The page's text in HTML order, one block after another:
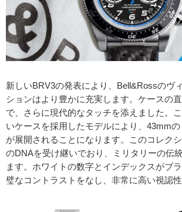
新しいBRV3の発表により、Bell&Rossのヴ
ションはより豊かに充実します。ケースの
で、さらに現代的なタッチを添えました。
いケースを採用したモデルにより、43mm
が展開されることになります。このコレク
のDNAを受け継いでおり、ミリタリーの伝
ます。ホワイトの数字とインデックスがブ
璧なコントラストをなし、非常に高い視認性